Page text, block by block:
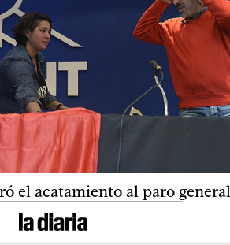
el acatamiento al paro general